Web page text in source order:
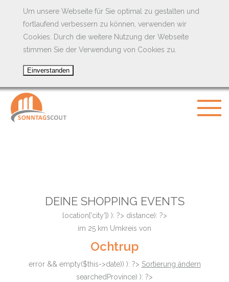
Um unsere Webseite für Sie optimal zu gestalten und
fortlaufend verbessern zu können, verwenden wir
Cookies. Durch die weitere Nutzung der Webseite
stimmen Sie der Verwendung von Cookies zu.
DEINE SHOPPING EVENTS
location['city']) ): ?> distance): ?>
im 25 km Umkreis von
Ochtrup
error && empty($this->date)) ): ?> Sortierung ändern
searchedProvince) ): ?>